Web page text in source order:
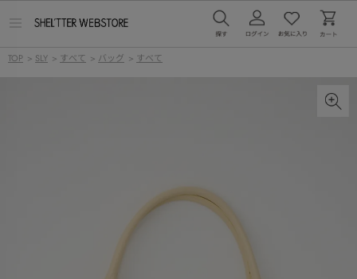
ー
TOP > SLY > すべて > バッグ > すべて